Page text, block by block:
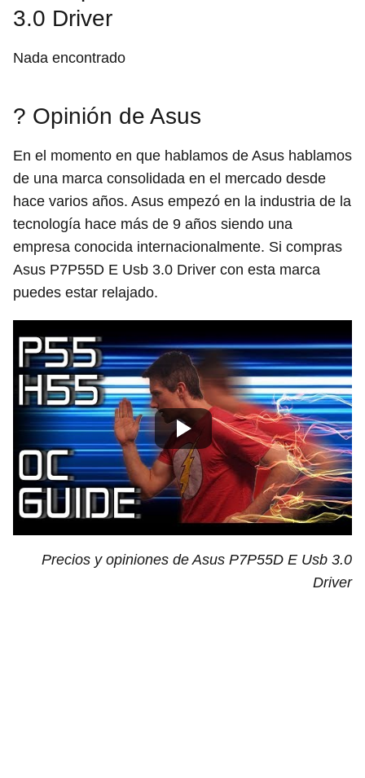
3.0 Driver
Nada encontrado
? Opinión de Asus
En el momento en que hablamos de Asus hablamos
de una marca consolidada en el mercado desde
hace varios años. Asus empezó en la industria de la
tecnología hace más de 9 años siendo una
empresa conocida internacionalmente. Si compras
Asus P7P55D E Usb 3.0 Driver con esta marca
puedes estar relajado.
Precios y opiniones de Asus P7P55D E Usb 3.0
Driver